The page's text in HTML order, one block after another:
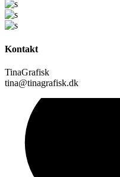
Kontakt
TinaGrafisk
tina@tinagrafisk.dk